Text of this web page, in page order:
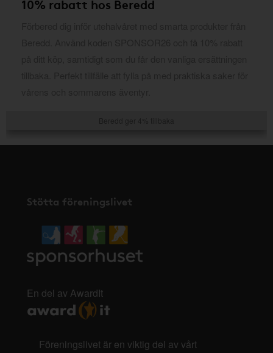
10% rabatt hos Beredd
Stötta föreningslivet
En del av AwardIt
Föreningslivet är en viktig del av vårt